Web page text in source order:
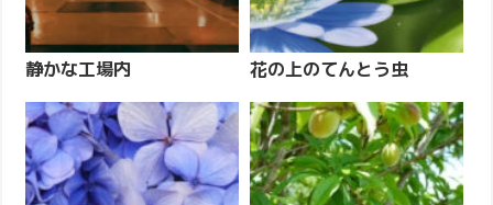
静かな工場内 花の上のてんとう虫